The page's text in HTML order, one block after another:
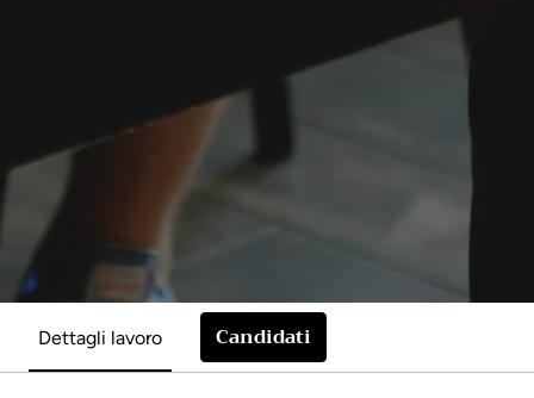
Dettagli lavoro Candidati